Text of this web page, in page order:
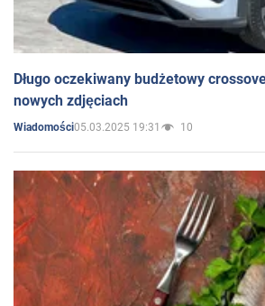
Długo oczekiwany budżetowy
nowych zdjęciach
Wiadomości05.03.2025 19:31 10